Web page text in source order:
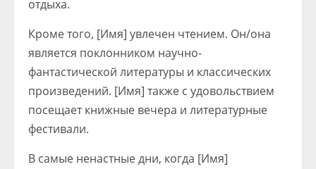
отдыха.
Кроме того, [Имя] увлечен чтением. Он/она
является поклонником научно-
фантастической литературы и классических
произведений. [Имя] также с удовольствием
посещает книжные вечера и литературные
фестивали.
В самые ненастные дни, когда [Имя]